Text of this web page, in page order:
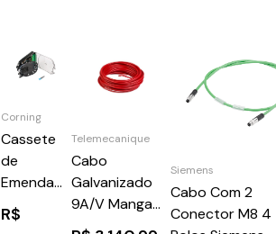
Corning
Cassete
de
Emenda
com
Rabicho
R$
Telemecanique
Cabo
Galvanizado
9A/V Manga
Vermelho 3.2 -
Siemens
Cabo Com 2
Conector M8 4